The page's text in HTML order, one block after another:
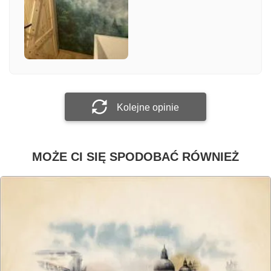
Załącz zdjęcie
Kolejne opinie
MOŻE CI SIĘ SPODOBAĆ RÓWNIEŻ